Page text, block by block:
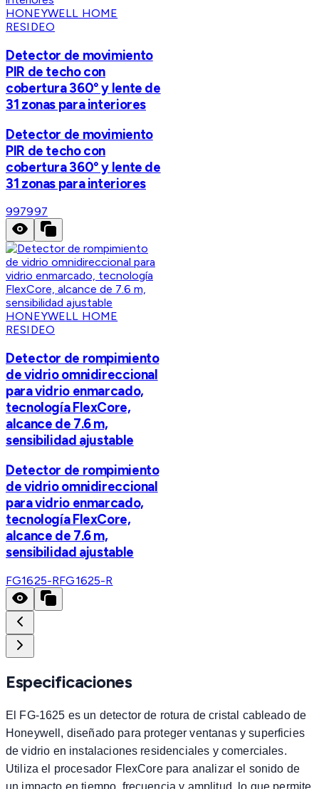
HONEYWELL HOME
RESIDEO
Detector de movimiento
PIR de techo con
cobertura 360° y lente de
31 zonas para interiores
Detector de movimiento
PIR de techo con
cobertura 360° y lente de
31 zonas para interiores
997997
HONEYWELL HOME
RESIDEO
Detector de rompimiento
de vidrio omnidireccional
para vidrio enmarcado,
tecnología FlexCore,
alcance de 7.6 m,
sensibilidad ajustable
Detector de rompimiento
de vidrio omnidireccional
para vidrio enmarcado,
tecnología FlexCore,
alcance de 7.6 m,
sensibilidad ajustable
FG1625-RFG1625-R
Especificaciones
El FG-1625 es un detector de rotura de cristal cableado de
Honeywell, diseñado para proteger ventanas y superficies
de vidrio en instalaciones residenciales y comerciales.
Utiliza el procesador FlexCore para analizar el sonido de